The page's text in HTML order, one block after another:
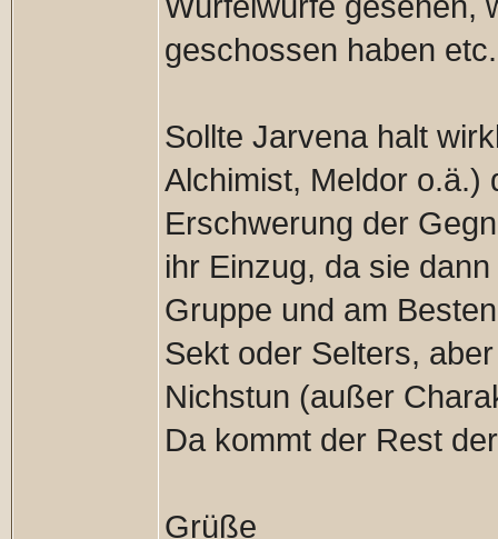
geschossen haben etc.
Sollte Jarvena halt
Alchimist, Meldor o.ä.)
Erschwerung der
ihr Einzug, da sie
Gruppe und am
Sekt oder Selters,
Nichstun (außer
Da kommt der Rest
Grüße